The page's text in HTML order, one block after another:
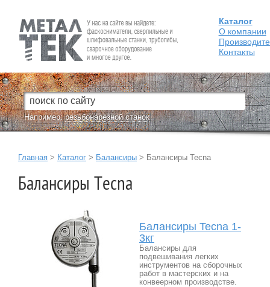
Fein — Профессиональный электроинструмент для обработки
металла.
Каталог
О компании
Контакты
Например:резьбонарезной станок
Главная > Каталог > Балансиры > Балансиры Tecna
Балансиры Tecna
Балансиры Tecna 1-
3кг
Балансиры для
подвешивания легких
инструментов на сборочных
работ в мастерских и на
конвеерном производстве.